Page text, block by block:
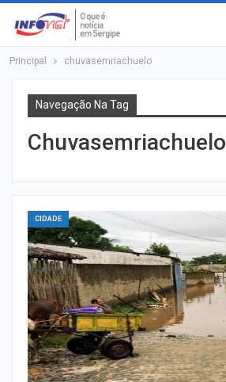
Principal chuvasemriachuelo
Navegação Na Tag
Chuvasemriachuelo
CIDADE